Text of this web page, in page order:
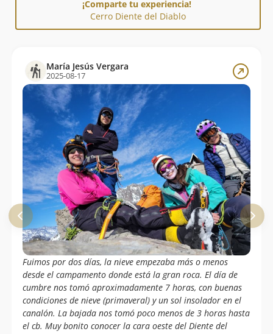
¡Comparte tu experiencia!
Cerro Diente del Diablo
María Jesús Vergara
2025-08-17
Fuimos por dos días, la nieve empezaba más o menos
desde el campamento donde está la gran roca. El día de
cumbre nos tomó aproximadamente 7 horas, con buenas
condiciones de nieve (primaveral) y un sol insolador en el
canalón. La bajada nos tomó poco menos de 3 horas hasta
el cb. Muy bonito conocer la cara oeste del Diente del